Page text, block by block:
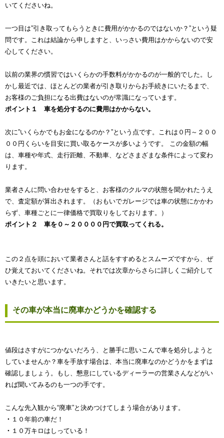
いてくださいね。
一つ目は”引き取ってもらうときに費用がかかるのではないか？”という疑
問です。これは結論から申しますと、いっさい費用はかからないので安
心してください。
以前の業界の慣習ではいくらかの手数料がかかるのが一般的でした。し
かし最近では、ほとんどの業者が引き取りからお手続きにいたるまで、
お客様のご負担になる出費はないのが常識になっています。
ポイント１ 車を処分するのに費用はかからない。
次に”いくらかでもお金になるのか？”という点です。これは０円～２００
００円くらいを目安に買い取るケースが多いようです。 この金額の幅
は、車種や年式、走行距離、不動車、などさまざまな条件によって変わ
ります。
業者さんに問い合わせをすると、お客様のクルマの状態を聞かれたうえ
で、査定額が算出されます。（おもいでガレージでは車の状態にかかわ
らず、車種ごとに一律価格で買取りをしております。）
ポイント２ 車を０～２００００円で買取ってくれる。
この２点を頭において業者さんと話をすすめるとスムーズですから、ぜ
ひ覚えておいてくださいね。それでは次章からさらに詳しくご紹介して
いきたいと思います。
その車が本当に廃車かどうかを確認する
値段はさすがにつかないだろう、と勝手に思いこんで車を処分しようと
していませんか？車を手放す場合は、本当に廃車なのかどうかをまずは
確認しましょう。もし、懇意にしているディーラーの営業さんなどがい
れば聞いてみるのも一つの手です。
こんな先入観から“廃車”と決めつけてしまう場合があります。
・ １０年前の車だ！
・ １０万キロはしっている！